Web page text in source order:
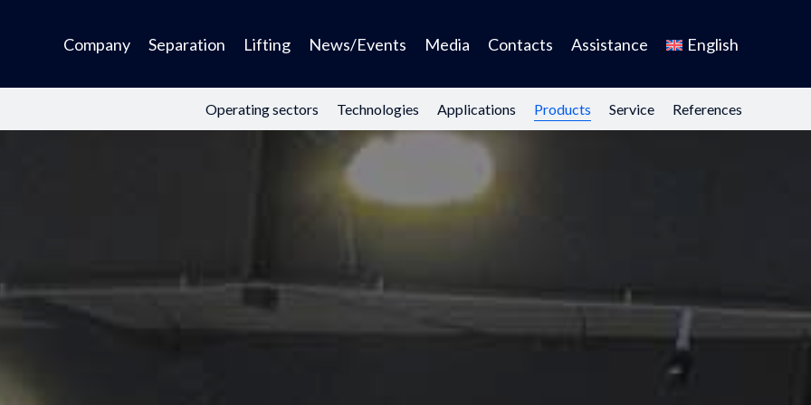
Company Separation Lifting News/Events Media Contacts Assistance English
Operating sectors Technologies Applications Products Service References